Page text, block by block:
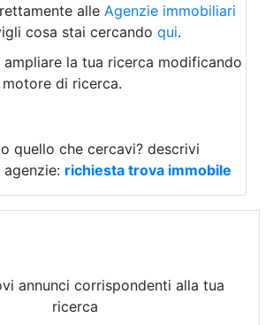
Artigianale
commerciale
alle Agenzie immobiliari
cosa stai cercando qui.
ampliare la tua ricerca modificando
di ricerca.
quello che cercavi? descrivi
richiesta trova immobile
annunci corrispondenti alla tua
ricerca